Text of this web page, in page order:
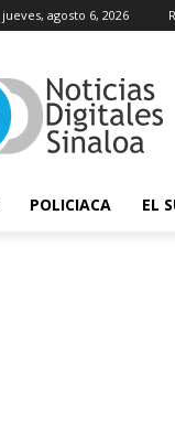
jueves, agosto 6, 2026
POLICIACA EL